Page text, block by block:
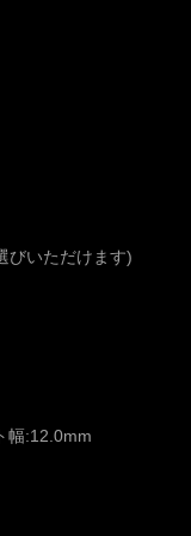
びいただけます)
幅:12.0mm